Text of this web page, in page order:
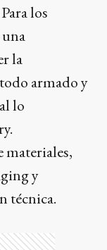
los
la
armado y
lo
materiales,
y
técnica.